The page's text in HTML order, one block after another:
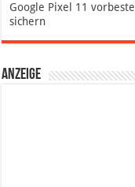
Google Pixel 11
sichern
Anzeige